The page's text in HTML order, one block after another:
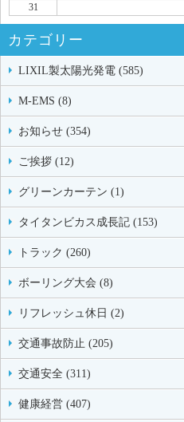
31
カテゴリー
LIXIL製太陽光発電 (585)
M-EMS (8)
お知らせ (354)
ご挨拶 (12)
グリーンカーテン (1)
タイタンビカス成長記 (153)
トラック (260)
ボーリング大会 (8)
リフレッシュ休日 (2)
交通事故防止 (205)
交通安全 (311)
健康経営 (407)